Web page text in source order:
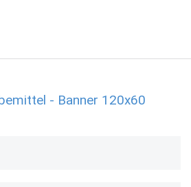
- Banner 120x60